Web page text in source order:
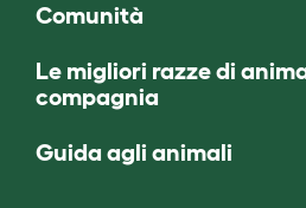
Comunità
Le migliori razze di
compagnia
Guida agli animali